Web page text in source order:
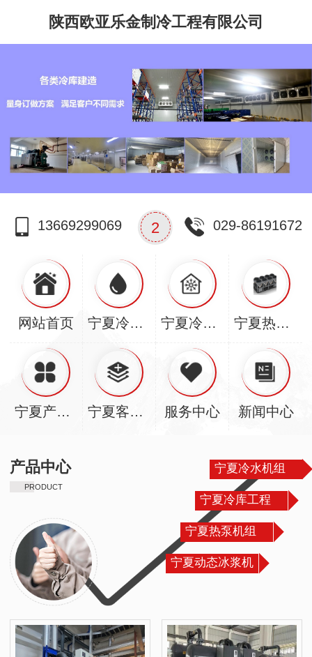
陕西欧亚乐金制冷工程有限公司
13669299069 029-86191672
3
网站首页 宁夏冷水机组 宁夏冷库工程 宁夏热泵机组
宁夏产品中心 宁夏客户案例 服务中心 新闻中心
产品中心
PRODUCT
宁夏冷水机组
宁夏冷库工程
宁夏热泵机组
宁夏动态冰浆机